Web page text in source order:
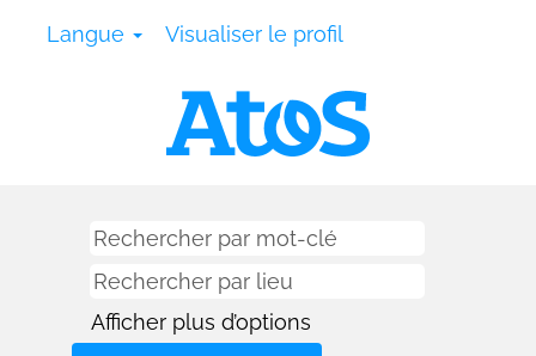
Langue Visualiser le profil
Afficher plus d’options